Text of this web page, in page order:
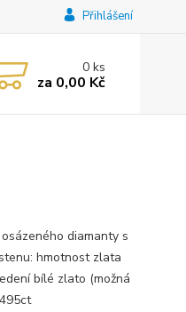
Přihlášení
0ks
za 0,00 Kč
diamanty s
hmotnost zlata
bílé zlato (možná